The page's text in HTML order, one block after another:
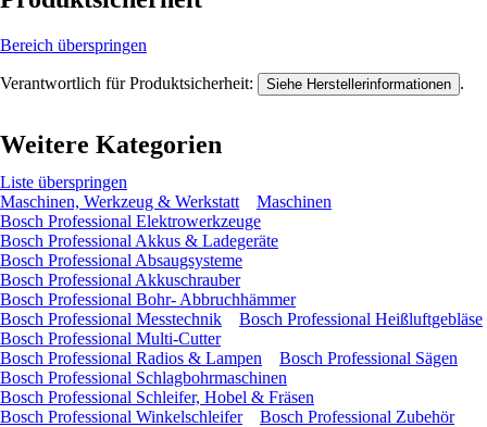
Bereich überspringen
Verantwortlich für Produktsicherheit: Siehe Herstellerinformationen .
Weitere Kategorien
Liste überspringen
Maschinen, Werkzeug & Werkstatt
Maschinen
Bosch Professional Elektrowerkzeuge
Bosch Professional Akkus & Ladegeräte
Bosch Professional Absaugsysteme
Bosch Professional Akkuschrauber
Bosch Professional Bohr- Abbruchhämmer
Bosch Professional Messtechnik
Bosch Professional Heißluftgebläse
Bosch Professional Multi-Cutter
Bosch Professional Radios & Lampen
Bosch Professional Sägen
Bosch Professional Schlagbohrmaschinen
Bosch Professional Schleifer, Hobel & Fräsen
Bosch Professional Winkelschleifer
Bosch Professional Zubehör